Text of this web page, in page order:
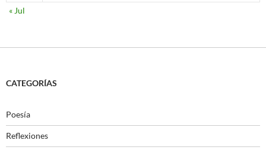
« Jul
CATEGORÍAS
Poesía
Reflexiones